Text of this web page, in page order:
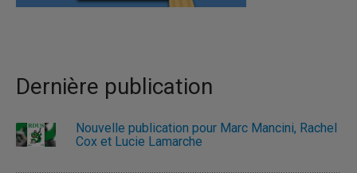
Dernière publication
Nouvelle publication pour Marc Mancini, Rachel
Cox et Lucie Lamarche